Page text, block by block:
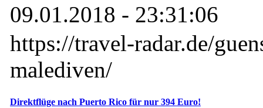
09.01.2018 - 23:31:06
https://travel-radar.de/
malediven/
Direktflüge nach Puerto Rico für nur 394 Euro!